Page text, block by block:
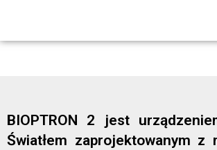
BIOPTRON 2 jest
Światłem zaprojektowanym z